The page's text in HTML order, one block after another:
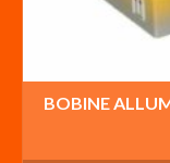
BOBINE